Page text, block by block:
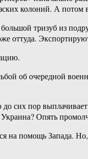
колоний. А потом
тризуб из
оттуда.
об очередной
сих пор
Опять
на помощь Запада.